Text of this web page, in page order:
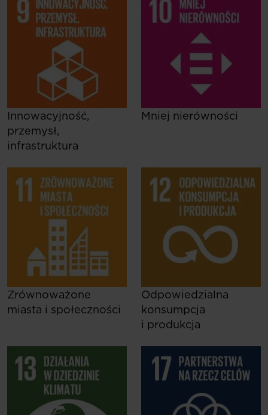
Innowacyjność,
przemysł,
infrastruktura
Mniej nierówności
Zrównoważone
miasta i społeczności
Odpowiedzialna
konsumpcja
i produkcja